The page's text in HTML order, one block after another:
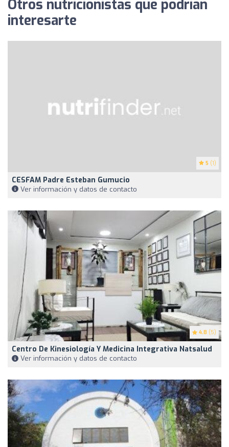
Otros nutricionistas que podrían
interesarte
5 (1)
CESFAM Padre Esteban Gumucio
Ver información y datos de contacto
4.8 (5)
Centro De Kinesiología Y Medicina Integrativa Natsalud
Ver información y datos de contacto